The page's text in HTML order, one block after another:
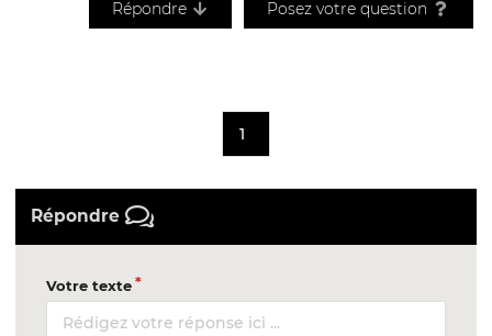
Répondre Posez votre question
1
Répondre
Votre texte